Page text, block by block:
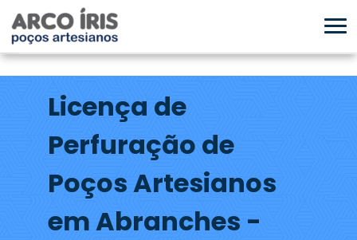
Licença de
Perfuração de
Poços Artesianos
em Abranches -